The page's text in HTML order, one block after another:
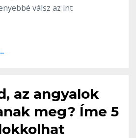
válsz az int
az angyalok
meg? Íme 5